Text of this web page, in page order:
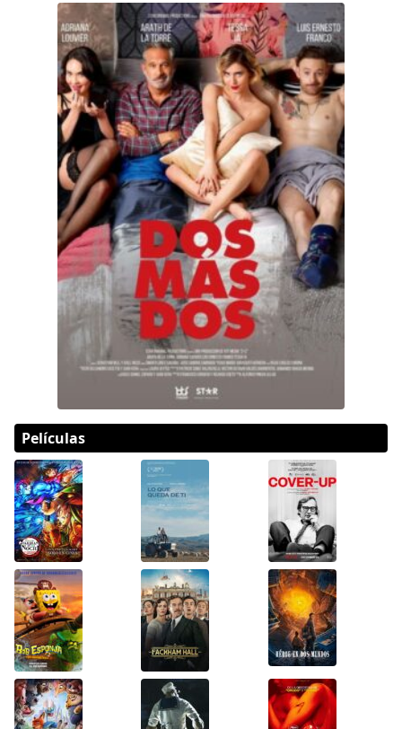
Dos más dos
Películas